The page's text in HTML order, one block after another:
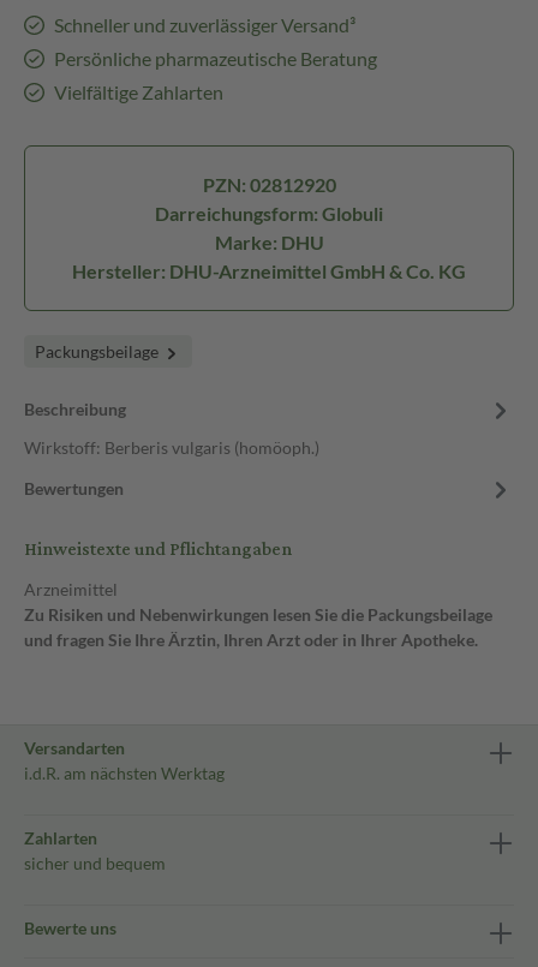
Schneller und zuverlässiger Versand³
Persönliche pharmazeutische Beratung
Vielfältige Zahlarten
PZN: 02812920
Darreichungsform: Globuli
Marke: DHU
Hersteller: DHU-Arzneimittel GmbH & Co. KG
Packungsbeilage
Beschreibung
Wirkstoff: Berberis vulgaris (homöoph.)
Bewertungen
Hinweistexte und Pflichtangaben
Arzneimittel
Zu Risiken und Nebenwirkungen lesen Sie die Packungsbeilage
und fragen Sie Ihre Ärztin, Ihren Arzt oder in Ihrer Apotheke.
Versandarten
i.d.R. am nächsten Werktag
Zahlarten
sicher und bequem
Bewerte uns